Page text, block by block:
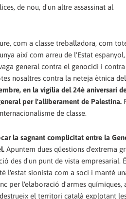
de nou, d'un altre assassinat al
com a classe treballadora, com
així com arreu de l'Estat
general contra el genocidi i
nosaltres contra la neteja ètnica
en la vigília del 24è aniversari
per l'alliberament de Palestina.
de classe.
la sagnant complicitat entre la
Apuntem dues qüestions d'extrema
des d'un punt de vista empresarial.
l'estat sionista com a soci i manté
per l'elaboració d'armes
destrueix el territori català explotant